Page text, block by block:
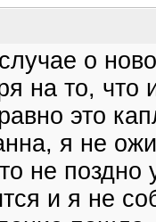
о
на то, что
это
я не
не
и я не